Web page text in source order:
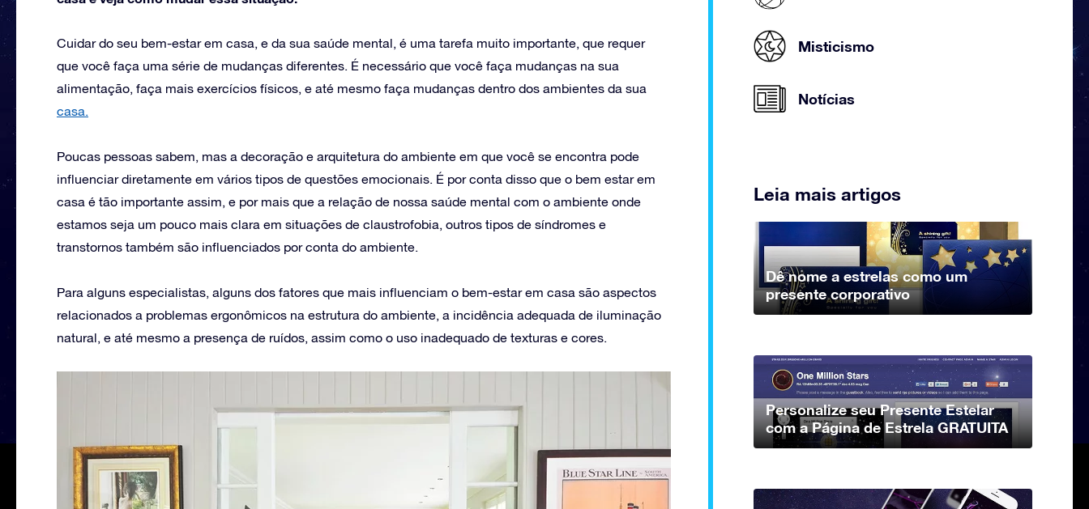
Cuidar do seu bem-estar em casa, e da sua saúde mental, é uma tarefa muito importante, que requer
que você faça uma série de mudanças diferentes. É necessário que você faça mudanças na sua
alimentação, faça mais exercícios físicos, e até mesmo faça mudanças dentro dos ambientes da sua
casa.
Poucas pessoas sabem, mas a decoração e arquitetura do ambiente em que você se encontra pode
influenciar diretamente em vários tipos de questões emocionais. É por conta disso que o bem estar em
casa é tão importante assim, e por mais que a relação de nossa saúde mental com o ambiente onde
estamos seja um pouco mais clara em situações de claustrofobia, outros tipos de síndromes e
transtornos também são influenciados por conta do ambiente.
Para alguns especialistas, alguns dos fatores que mais influenciam o bem-estar em casa são aspectos
relacionados a problemas ergonômicos na estrutura do ambiente, a incidência adequada de iluminação
natural, e até mesmo a presença de ruídos, assim como o uso inadequado de texturas e cores.
Misticismo
Notícias
Leia mais artigos
Dê nome a estrelas como um
presente corporativo
Personalize seu Presente Estelar
com a Página de Estrela GRATUITA